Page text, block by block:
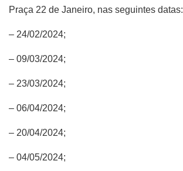
Praça 22 de Janeiro, nas seguintes datas:
– 24/02/2024;
– 09/03/2024;
– 23/03/2024;
– 06/04/2024;
– 20/04/2024;
– 04/05/2024;